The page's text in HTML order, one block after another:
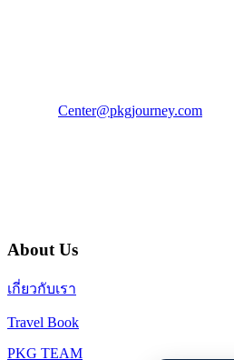
Center@pkgjourney.com
About Us
เกี่ยวกับเรา
Travel Book
PKG TEAM